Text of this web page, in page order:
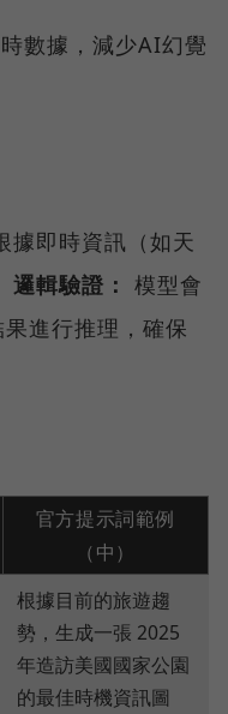
數據，減少AI幻覺
據即時資訊（如天
邏輯驗證： 模型會
進行推理，確保
官方提示詞範例
（中）
根據目前的旅遊趨
勢，生成一張 2025
年造訪美國國家公園
的最佳時機資訊圖